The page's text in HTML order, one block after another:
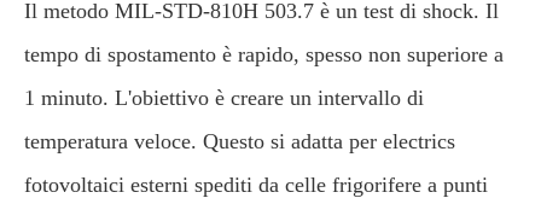
Il metodo MIL-STD-810H 503.7 è un test di shock. Il
tempo di spostamento è rapido, spesso non superiore a
1 minuto. L'obiettivo è creare un intervallo di
temperatura veloce. Questo si adatta per electrics
fotovoltaici esterni spediti da celle frigorifere a punti